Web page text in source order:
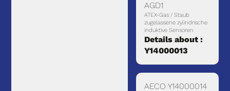
AGD1
ATEX-Gas / Staub
zugelassene zylindrische
induktive Sensoren
Details about :
Y14000013
AECO Y14000014